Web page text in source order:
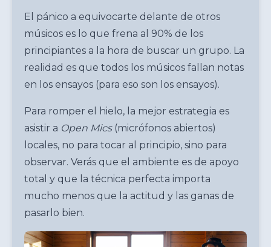
El pánico a equivocarte delante de otros
músicos es lo que frena al 90% de los
principiantes a la hora de buscar un grupo. La
realidad es que todos los músicos fallan notas
en los ensayos (para eso son los ensayos).
Para romper el hielo, la mejor estrategia es
asistir a Open Mics(micrófonos abiertos)
locales, no para tocar al principio, sino para
observar. Verás que el ambiente es de apoyo
total y que la técnica perfecta importa
mucho menos que la actitud y las ganas de
pasarlo bien.